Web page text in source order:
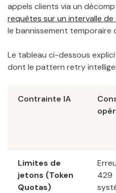
appels clients via un
requêtes sur un intervalle de
le bannissement temporaire
Le tableau ci-dessous
dont le pattern retry
Contrainte IA
Limites de
jetons (Token
Quotas)
429